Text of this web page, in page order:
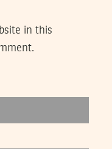
in this